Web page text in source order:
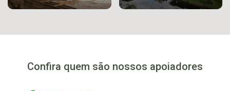
Confira quem são nossos apoiadores